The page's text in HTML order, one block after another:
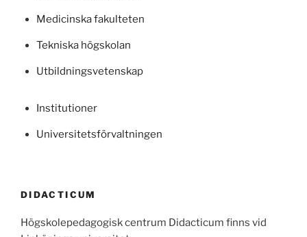
Medicinska fakulteten
Tekniska högskolan
Utbildningsvetenskap
Institutioner
Universitetsförvaltningen
DIDACTICUM
Högskolepedagogisk centrum Didacticum finns vid